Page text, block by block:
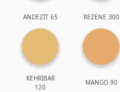
ANDEZİT 65 REZENE 300
KEHRİBAR
120
MANGO 90